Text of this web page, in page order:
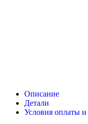
Описание
Детали
Условия оплаты и